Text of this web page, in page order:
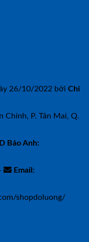
26/10/2022 bởi Chi
Chính, P. Tân Mai, Q.
Bảo Anh:
Email:
shopdoluong/